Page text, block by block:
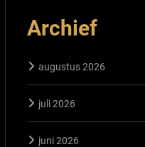
Archief
augustus 2026
juli 2026
juni 2026